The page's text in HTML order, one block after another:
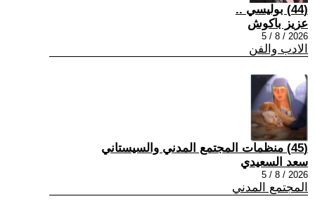
(44) بوليسي ..
عزيز باكوش
2026 / 8 / 5
الادب والفن
(45) منظمات المجتمع المدني والسيستاني
سعد السعيدي
2026 / 8 / 5
المجتمع المدني